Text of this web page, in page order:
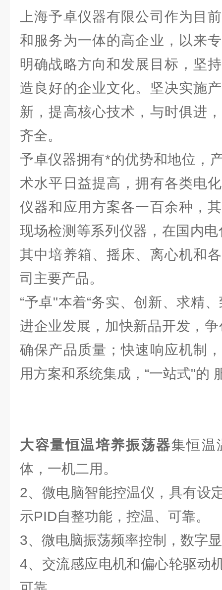
上海予卓仪器有限公司作为目
和服务为一体的高企业，以来
明确战略方向和发展目标，坚
造良好的企业文化。坚决实施
新，提高核心技术，与时俱进
齐全。
予卓仪器拥有*的优势和地位，
术水平日益提高，拥有各类电
仪器和应用方案各一百余种，
现场检测等系列仪器，在国内
其中培养箱、摇床、离心机和
司主要产品。
“予卓"本着“务实、创新、求精
进企业发展，加快新品开发，
确保产品质量；快速响应机制
用方案和系统集成，“一站式"的
大容量恒温培养振荡器集恒温
体，一机二用。
2、微电脑智能控温仪，具有设
示PID自整功能，控温、可靠。
3、微电脑振荡频率控制，数字
4、交流感应电机和偏心轮驱动